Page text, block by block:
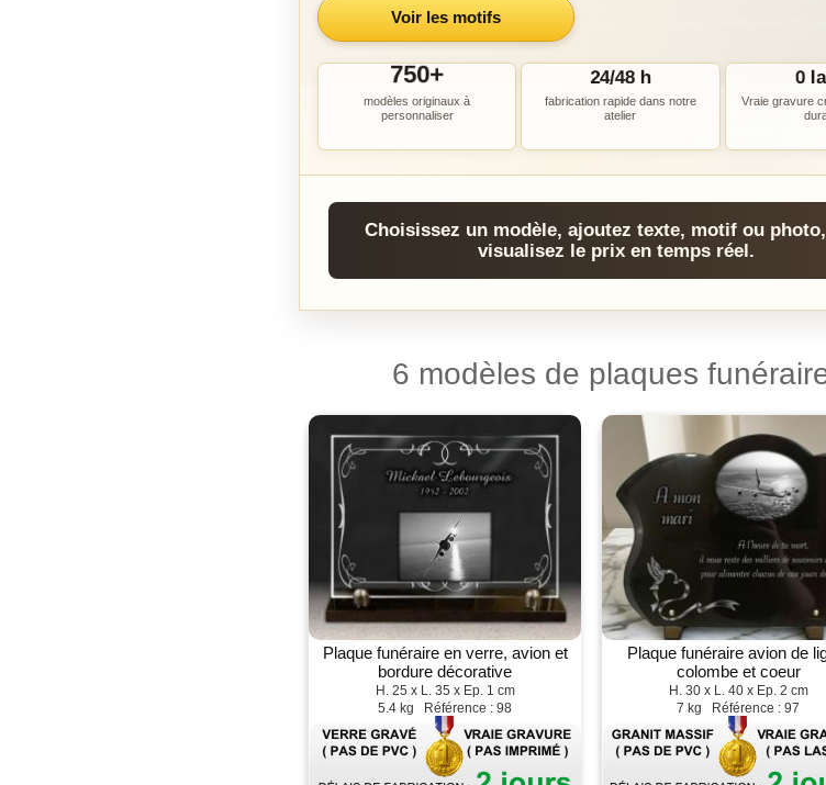
Voir les motifs
750+
modèles originaux à
personnaliser
24/48 h
fabrication rapide dans notre
atelier
0
Vraie gravure
Choisissez un modèle, ajoutez texte, motif ou
visualisez le prix en temps réel.
6 modèles de plaques
Plaque funéraire en verre, avion et
bordure décorative
H. 25 x L. 35 x Ep. 1 cm
5.4 kg Référence : 98
Plaque funéraire avion de
colombe et coeur
H. 30 x L. 40 x Ep. 2 cm
7 kg Référence : 97